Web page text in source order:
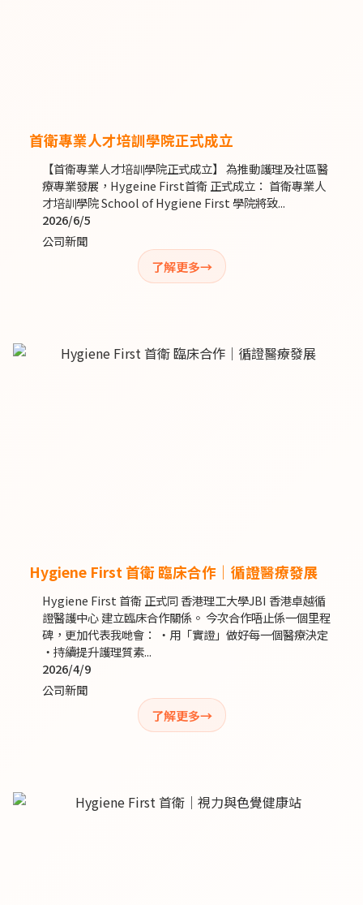
首衛專業人才培訓學院正式成立
【首衛專業人才培訓學院正式成立】 為推動護理及社區醫
療專業發展，Hygeine First首衛 正式成立： 首衛專業人
才培訓學院 School of Hygiene First 學院將致...
2026/6/5
公司新聞
了解更多
Hygiene First 首衛 臨床合作｜循證醫療發展
Hygiene First 首衛 正式同 香港理工大學JBI 香港卓越循
證醫護中心 建立臨床合作關係。 今次合作唔止係一個里程
碑，更加代表我哋會： ・用「實證」做好每一個醫療決定
・持續提升護理質素...
2026/4/9
公司新聞
了解更多